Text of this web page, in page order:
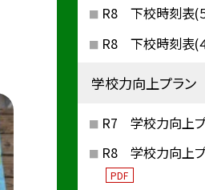
R8 下校時刻表(
R8 下校時刻表(
学校力向上プラン
R7 学校力向上
R8 学校力向上
PDF